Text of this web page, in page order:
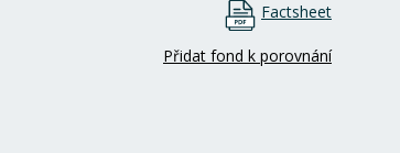
Factsheet
Přidat fond k porovnání